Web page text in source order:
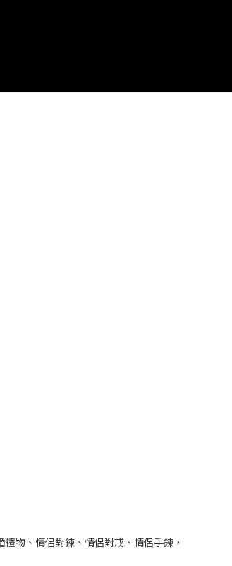
物、情侶對鍊、情侶對戒、情侶手鍊，